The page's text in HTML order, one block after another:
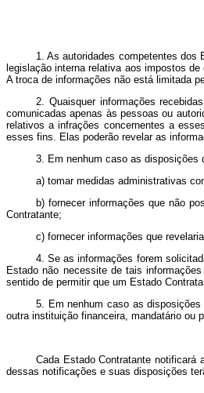
1. As autoridades competentes dos
legislação interna relativa aos impostos
A troca de informações não está limitada
2. Quaisquer informações
comunicadas apenas às pessoas ou
relativos a infrações concernentes a
esses fins. Elas poderão revelar as
3. Em nenhum caso as disposições
a) tomar medidas administrativas
b) fornecer informações que não
Contratante;
c) fornecer informações que
4. Se as informações forem
Estado não necessite de tais
sentido de permitir que um Estado
5. Em nenhum caso as
outra instituição financeira, mandatário ou
Cada Estado Contratante
dessas notificações e suas disposições